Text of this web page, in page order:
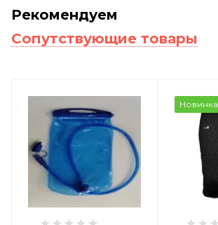
Рекомендуем
Сопутствующие товары
Новинка